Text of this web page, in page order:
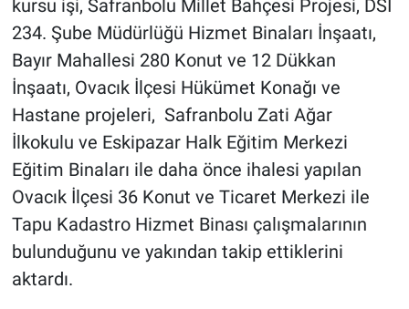
kursu işi, Safranbolu Millet Bahçesi Projesi, DSİ
234. Şube Müdürlüğü Hizmet Binaları İnşaatı,
Bayır Mahallesi 280 Konut ve 12 Dükkan
İnşaatı, Ovacık İlçesi Hükümet Konağı ve
Hastane projeleri, Safranbolu Zati Ağar
İlkokulu ve Eskipazar Halk Eğitim Merkezi
Eğitim Binaları ile daha önce ihalesi yapılan
Ovacık İlçesi 36 Konut ve Ticaret Merkezi ile
Tapu Kadastro Hizmet Binası çalışmalarının
bulunduğunu ve yakından takip ettiklerini
aktardı.